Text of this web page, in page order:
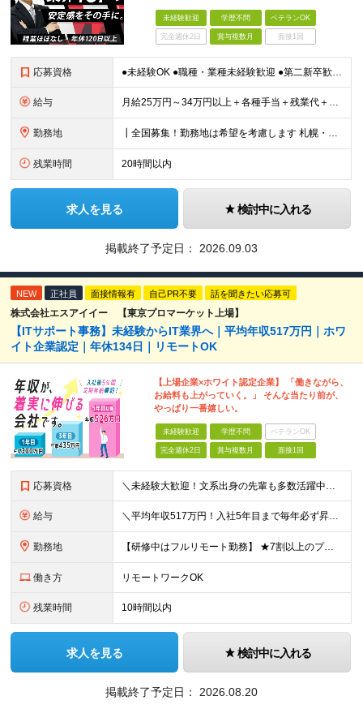
未経験歓迎 学歴不問 ベテランOK
完全週休2日 賞与複数月 面接1回
応募資格 ●未経験OK ●職種・業種未経験歓迎 ●第二新卒歓迎 ●学歴不問 ＜こんな方におすすめ！＞ ◎ホテル・アパレル・携帯販売など接客経験を活かしたい ◎「今の会社、この先が見えない」と感じている ◎上場
給与 月給25万円～34万円以上＋各種手当＋残業代＋賞与年2回（昨年度2～4ヶ月分） 初年度想定年収：350万円～ ＜クラス・経験別の月給目安＞ ■メンバークラス：月給25万円以上 ■店長やSVなどのマネ
勤務地 ┃全国募集！勤務地は希望を考慮します 札幌・仙台・東京・横浜・静岡・名古屋・大阪・京都・広島・福岡 募集 ※上記のほか、全国に拠点あり ※キャリアアップやキャリアシフトに伴う転勤も一部ありますが、基
残業時間 20時間以内
求人を見る 検討中に入れる
掲載終了予定日： 2026.09.03
NEW 正社員 面接情報有 自己PR不要 話を聞きたい応募可
株式会社エスアイイー 【東京プロマーケット上場】
【ITサポート事務】未経験からIT業界へ｜平均年収517万円｜ホワ
イト企業認定｜年休134日｜リモートOK
【上場企業×ホワイト認定企業】 「働きながら、
お給料も上がっていく。」 そんな当たり前が、
やっぱり一番嬉しい。
未経験歓迎 学歴不問 ベテランOK
完全週休2日 賞与複数月 面接1回
応募資格 ＼未経験大歓迎！文系出身の先輩も多数活躍中／ ◆PCスキルに自信のない方も歓迎 ◆完全未経験OK ◆社会人デビューもOK ◆学歴不問 「働きながら少しずつ専門スキルを身につけたい」という意欲重視の採
給与 ＼平均年収517万円！入社5年目まで毎年必ず昇給／ ■賞与年3回 ■年収800万円以上も可 ■入社3年以上の平均年収469.2万円 月給23万2000円以上＋賞与年3回＋各種手当 ☆入社5年目まで最
勤務地 【研修中はフルリモート勤務】 ★7割以上のプロジェクトでリモートワークを導入 ★一都三県のプロジェクト先 ★転居を伴う転勤なし ＜プロジェクト先＞ 東京・神奈川・千葉・埼玉でのプロジェクト先にて勤務
働き方 リモートワークOK
残業時間 10時間以内
求人を見る 検討中に入れる
掲載終了予定日： 2026.08.20